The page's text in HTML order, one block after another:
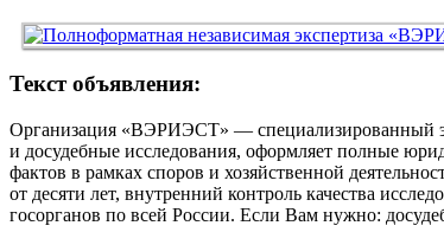
Текст объявления:
Организация «ВЭРИЭСТ» — специализированный
и досудебные исследования, оформляет полные
фактов в рамках споров и хозяйственной
от десяти лет, внутренний контроль качества
госорганов по всей России. Если Вам нужно: